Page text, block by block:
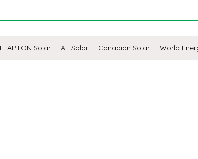
LEAPTON Solar AE Solar Canadian Solar World